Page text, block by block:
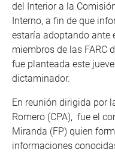
del Interior a la
Interno, a fin de que
estaría adoptando ante
miembros de las FARC
fue planteada este
dictaminador.
En reunión dirigida por
Romero (CPA), fue el
Miranda (FP) quien
informaciones